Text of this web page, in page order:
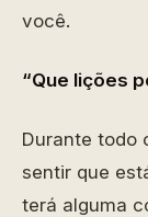
você.
“Que lições
Durante todo
sentir que
terá alguma